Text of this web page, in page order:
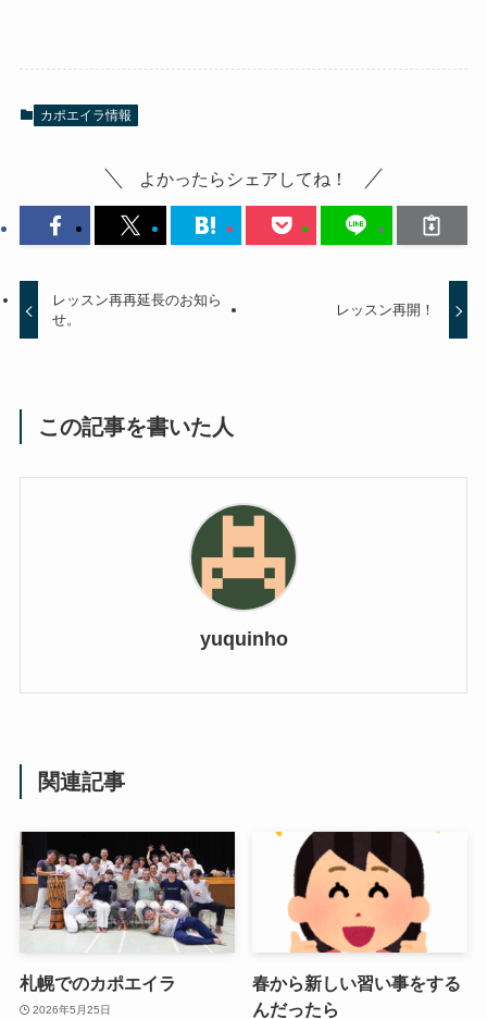
カポエイラ情報
よかったらシェアしてね！
レッスン再再延長のお知ら
せ。
レッスン再開！
この記事を書いた人
yuquinho
関連記事
札幌でのカポエイラ
2026年5月25日
春から新しい習い事をする
んだったら